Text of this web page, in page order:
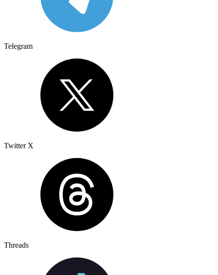
Telegram
Twitter X
Threads